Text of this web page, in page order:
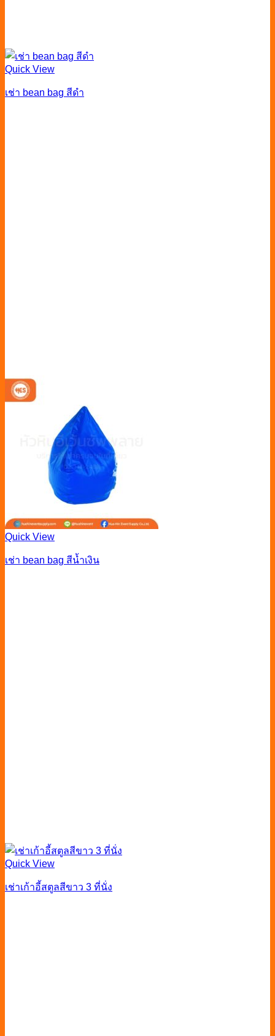
Quick View
เช่า bean bag สีดำ
Quick View
เช่า bean bag สีน้ำเงิน
Quick View
เช่าเก้าอี้สตูลสีขาว 3 ที่นั่ง